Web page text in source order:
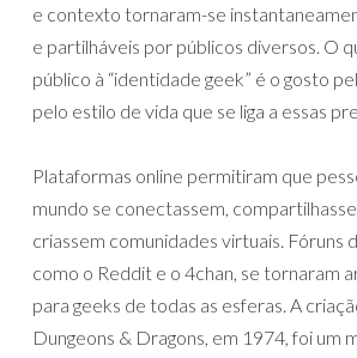
e contexto tornaram-se
e partilháveis por públicos diversos. O
público à “identidade geek” é o gosto
pelo estilo de vida que se liga a essas
Plataformas online permitiram que
mundo se conectassem,
criassem comunidades virtuais. Fóruns
como o Reddit e o 4chan, se tornaram
para geeks de todas as esferas. A
Dungeons & Dragons, em 1974, foi um